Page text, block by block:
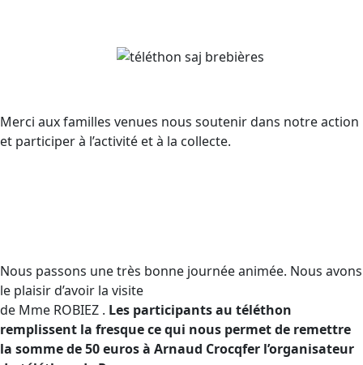
Merci aux familles venues nous soutenir dans notre action
et participer à l’activité et à la collecte.
Nous passons une très bonne journée animée. Nous avons
le plaisir d’avoir la visite
de Mme ROBIEZ . Les participants au téléthon
remplissent la fresque ce qui nous permet de remettre
la somme de 50 euros à Arnaud Crocqfer l’organisateur